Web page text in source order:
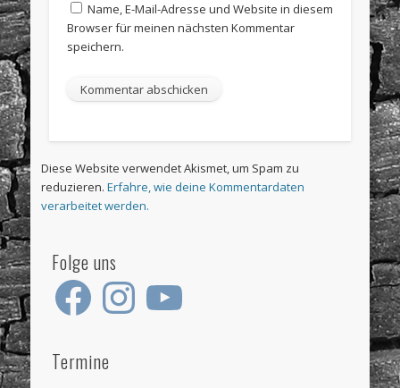
Name, E-Mail-Adresse und Website in diesem
Browser für meinen nächsten Kommentar
speichern.
Diese Website verwendet Akismet, um Spam zu
reduzieren.Erfahre, wie deine Kommentardaten
verarbeitet werden.
Folge uns
Facebook Instagram
Termine